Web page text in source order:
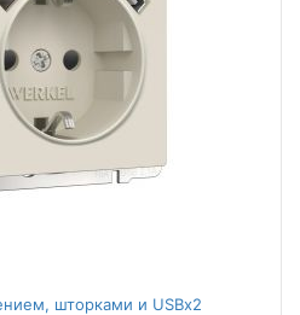
шторками и USBх2